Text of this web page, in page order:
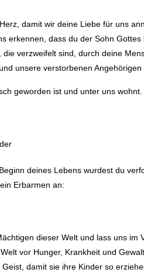
damit wir deine Liebe für uns
erkennen, dass du der Sohn
verzweifelt sind, durch deine
unsere verstorbenen Angehörigen
geworden ist und unter uns
deines Lebens wurdest du
Erbarmen an:
dieser Welt und lass uns im
vor Hunger, Krankheit und
damit sie ihre Kinder so